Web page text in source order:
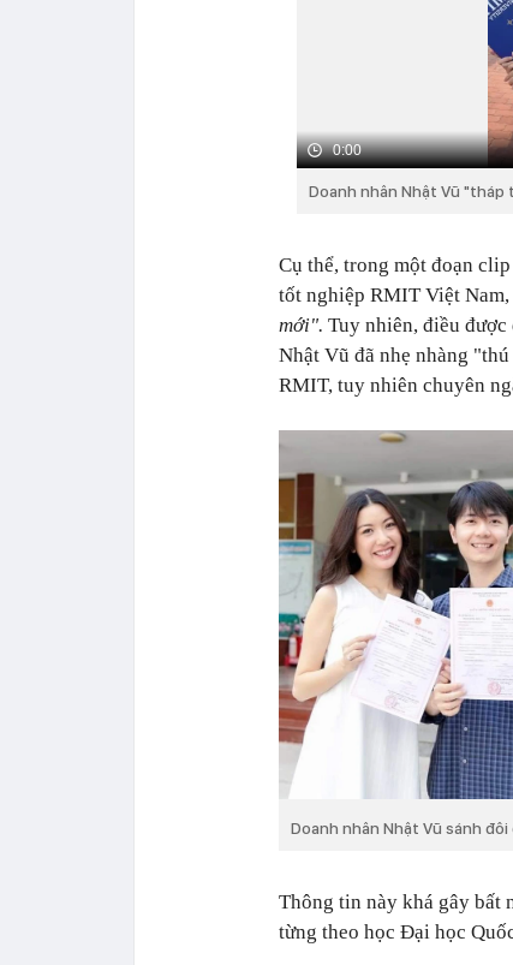
0:00
Doanh nhân Nhật Vũ
Cụ thể, trong một đoạn
tốt nghiệp RMIT Việt
mới". Tuy nhiên, điều được
Nhật Vũ đã nhẹ nhàng
RMIT, tuy nhiên chuyên
Doanh nhân Nhật Vũ sánh đôi
Thông tin này khá gây bất
từng theo học Đại học